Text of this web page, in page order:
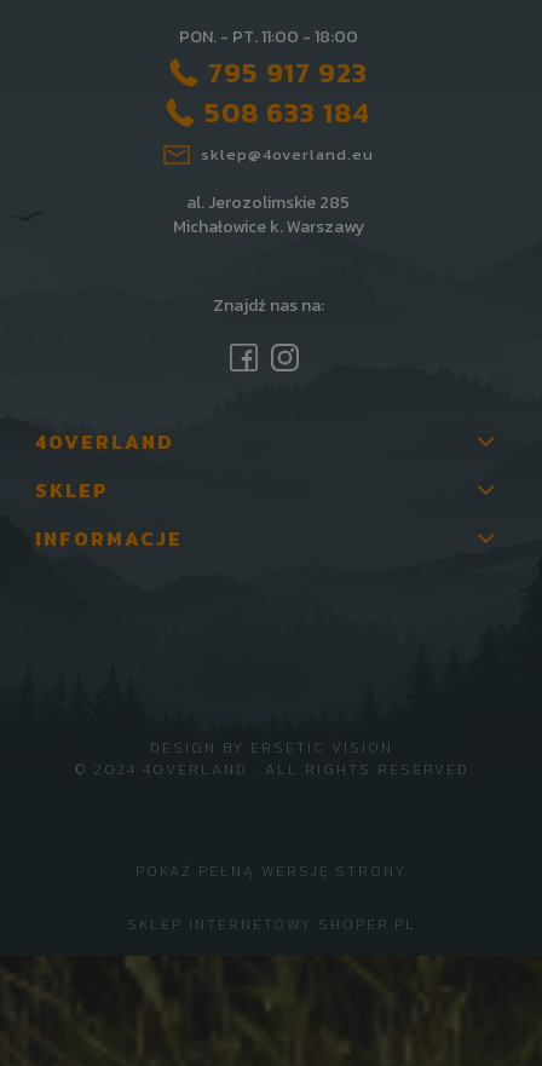
PON. - PT. 11:00 - 18:00
795 917 923
508 633 184
sklep@4overland.eu
al. Jerozolimskie 285
Michałowice k. Warszawy
Znajdź nas na:
4OVERLAND
SKLEP
INFORMACJE
© 2024 4OVERLAND · ALL RIGHTS RESERVED
DESIGN BY ERSETIC VISION
POKAŻ PEŁNĄ WERSJĘ STRONY
SKLEP INTERNETOWY SHOPER.PL